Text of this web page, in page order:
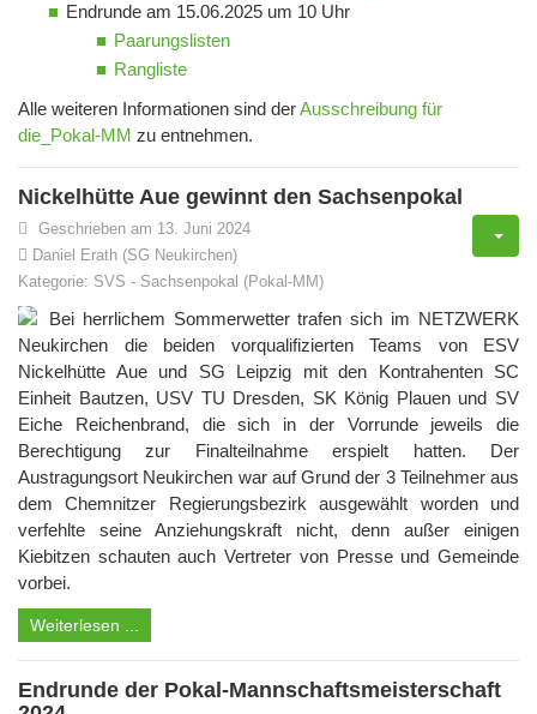
Endrunde am 15.06.2025 um 10 Uhr
Paarungslisten
Rangliste
Alle weiteren Informationen sind derAusschreibung für
die_Pokal-MM zu entnehmen.
Nickelhütte Aue gewinnt den Sachsenpokal
Geschrieben am 13. Juni 2024
Daniel Erath (SG Neukirchen)
Kategorie: SVS - Sachsenpokal (Pokal-MM)
Bei herrlichem Sommerwetter trafen sich im NETZWERK
Neukirchen die beiden vorqualifizierten Teams von ESV
Nickelhütte Aue und SG Leipzig mit den Kontrahenten SC
Einheit Bautzen, USV TU Dresden, SK König Plauen und SV
Eiche Reichenbrand, die sich in der Vorrunde jeweils die
Berechtigung zur Finalteilnahme erspielt hatten. Der
Austragungsort Neukirchen war auf Grund der 3 Teilnehmer aus
dem Chemnitzer Regierungsbezirk ausgewählt worden und
verfehlte seine Anziehungskraft nicht, denn außer einigen
Kiebitzen schauten auch Vertreter von Presse und Gemeinde
vorbei.
Weiterlesen ...
Endrunde der Pokal-Mannschaftsmeisterschaft